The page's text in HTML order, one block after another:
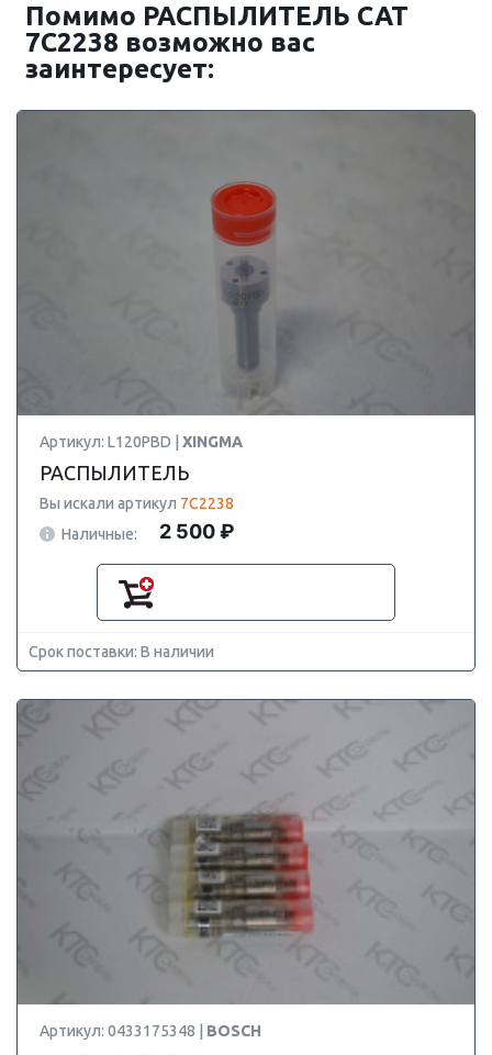
Помимо РАСПЫЛИТЕЛЬ CAT
7C2238 возможно вас
заинтересует:
Артикул: L120PBD | XINGMA
РАСПЫЛИТЕЛЬ
Вы искали артикул 7C2238
Наличные:
2 500 ₽
Срок поставки: В наличии
Артикул: 0433175348 | BOSCH